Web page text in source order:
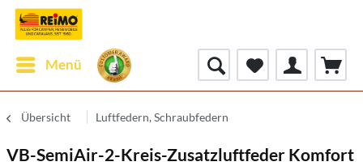
Menü
Übersicht Luftfedern, Schraubfedern
VB-SemiAir-2-Kreis-Zusatzluftfeder Komfort